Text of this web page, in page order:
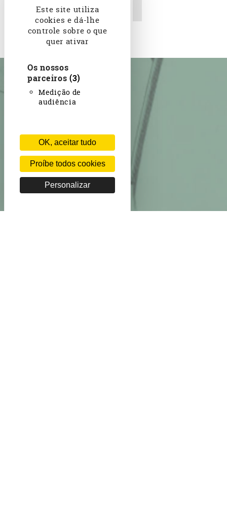
Este site utiliza
cookies e dá-lhe
controle sobre o que
quer ativar
Os nossos
parceiros (3)
Medição de
audiência
OK, aceitar tudo
Proíbe todos cookies
Personalizar
Portraits de P. Joseph
d'Anchieta